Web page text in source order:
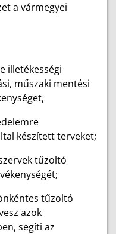
a vármegyei
illetékességi
műszaki mentési
készített terveket;
tűzoltó
tűzoltó
azok
segíti az